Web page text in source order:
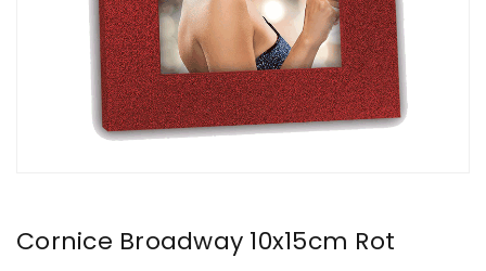
Cornice Broadway 10x15cm Rot